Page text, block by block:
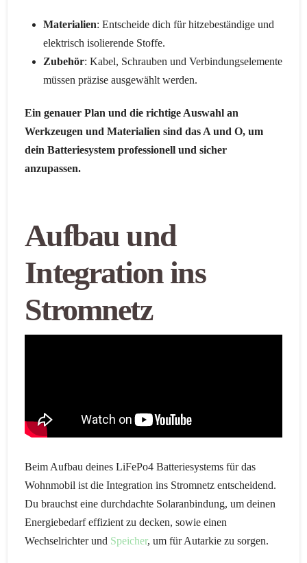
Materialien: Entscheide dich für hitzebeständige und
elektrisch isolierende Stoffe.
Zubehör: Kabel, Schrauben und Verbindungselemente
müssen präzise ausgewählt werden.
Ein genauer Plan und die richtige Auswahl an
Werkzeugen und Materialien sind das A und O, um
dein Batteriesystem professionell und sicher
anzupassen.
Aufbau und
Integration ins
Stromnetz
Beim Aufbau deines LiFePo4 Batteriesystems für das
Wohnmobil ist die Integration ins Stromnetz entscheidend.
Du brauchst eine durchdachte Solaranbindung, um deinen
Energiebedarf effizient zu decken, sowie einen
Wechselrichter und Speicher, um für Autarkie zu sorgen.